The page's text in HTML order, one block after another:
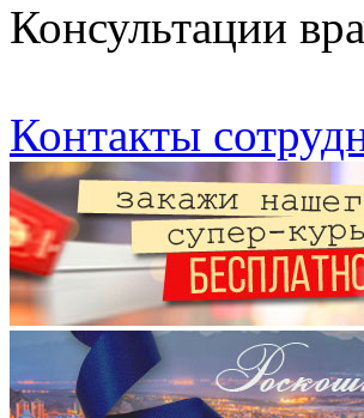
Консультации
Контакты